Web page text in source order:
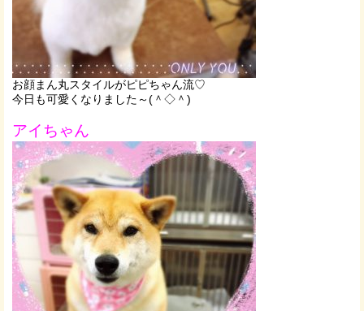
お顔まん丸スタイルがピピちゃん流♡
今日も可愛くなりました～(＾◇＾)
アイちゃん